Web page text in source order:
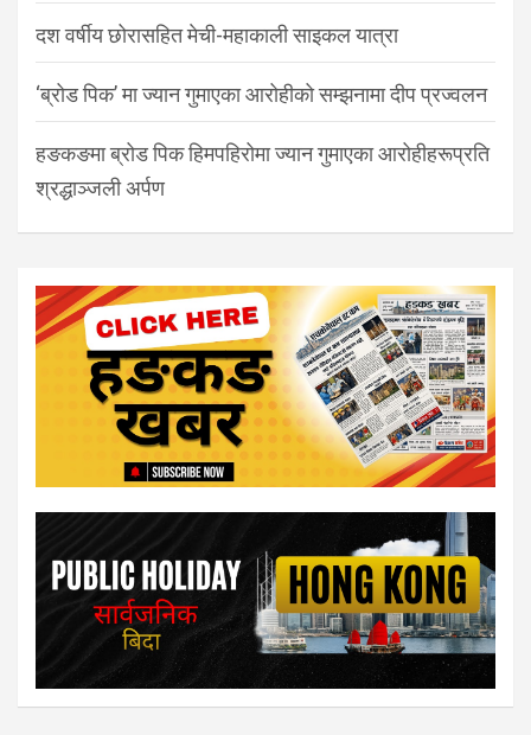
दश वर्षीय छोरासहित मेची-महाकाली साइकल यात्रा
‘ब्रोड पिक’ मा ज्यान गुमाएका आरोहीको सम्झनामा दीप प्रज्वलन
हङकङमा ब्रोड पिक हिमपहिरोमा ज्यान गुमाएका आरोहीहरूप्रति
श्रद्धाञ्जली अर्पण